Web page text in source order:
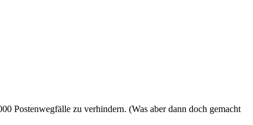
Postenwegfälle zu verhindern. (Was aber dann doch gemacht